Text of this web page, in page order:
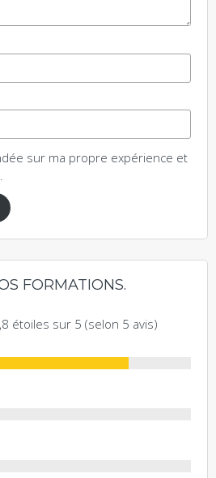
sur ma propre expérience et
FORMATIONS.
étoiles sur 5 (selon 5 avis)